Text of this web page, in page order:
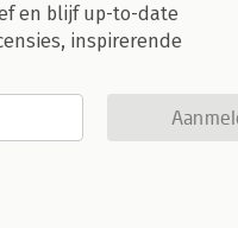
en blijf up-to-date
inspirerende